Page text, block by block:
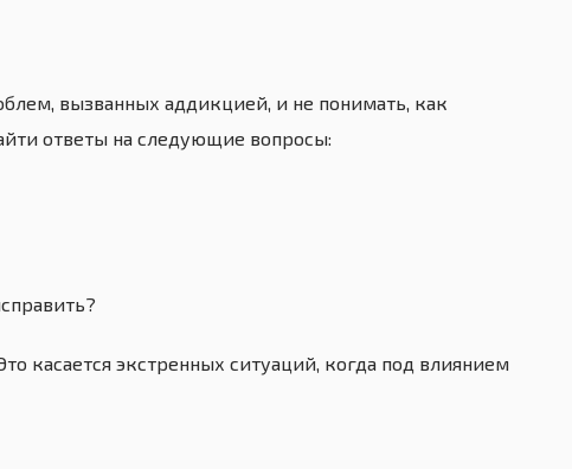
вызванных аддикцией, и не понимать, как
ответы на следующие вопросы:
касается экстренных ситуаций, когда под влиянием